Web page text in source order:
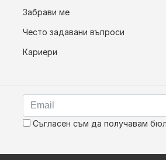
Забрави ме
Често задавани въпроси
Кариери
Съгласен съм да получавам